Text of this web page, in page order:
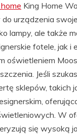
King Home
urządzenia
lampy, ale także
fotele, jak i
oświetleniem
Jeśli
sklepów, takich
W
się wysoką